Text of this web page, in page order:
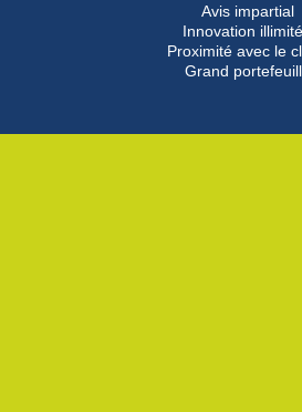
Avis impartial
Innovation
Proximité avec le
Grand